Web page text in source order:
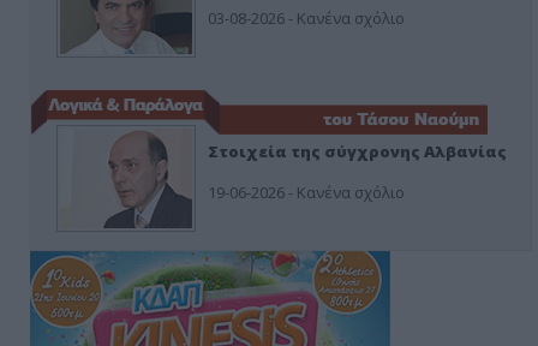
03-08-2026 - Κανένα σχόλιο
Στοιχεία της σύγχρονης Αλβανίας
19-06-2026 - Κανένα σχόλιο